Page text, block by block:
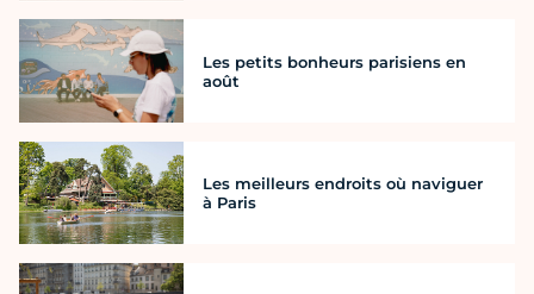
Les petits bonheurs parisiens en
août
Les meilleurs endroits où naviguer
à Paris